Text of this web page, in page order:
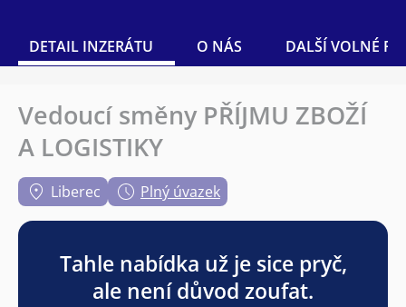
DETAIL INZERÁTU O NÁS DALŠÍ VOLNÉ
Vedoucí směny PŘÍJMU ZBOŽÍ
A LOGISTIKY
Liberec Plný úvazek
Tahle nabídka už je sice pryč,
ale není důvod zoufat.